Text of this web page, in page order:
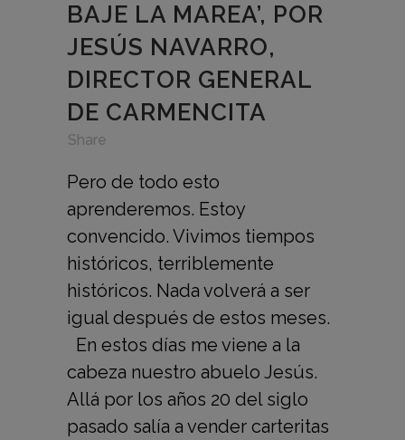
BAJE LA MAREA’, POR
JESÚS NAVARRO,
DIRECTOR GENERAL
DE CARMENCITA
Share
Pero de todo esto
aprenderemos. Estoy
convencido. Vivimos tiempos
históricos, terriblemente
históricos. Nada volverá a ser
igual después de estos meses.
En estos días me viene a la
cabeza nuestro abuelo Jesús.
Allá por los años 20 del siglo
pasado salía a vender carteritas